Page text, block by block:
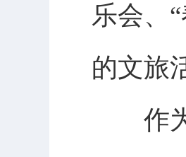
乐会、
的文旅
作为